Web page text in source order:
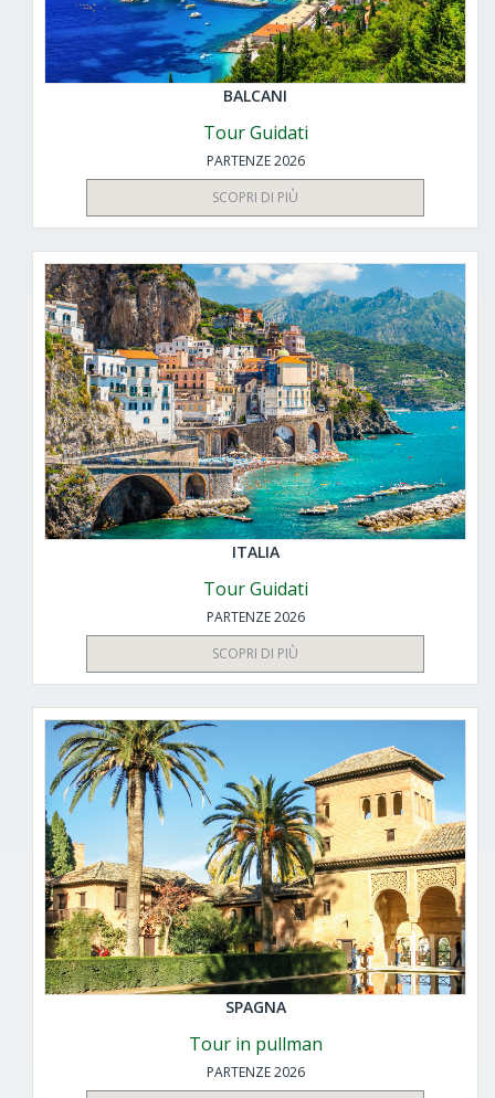
BALCANI
Tour Guidati
PARTENZE 2026
SCOPRI DI PIÙ
ITALIA
Tour Guidati
PARTENZE 2026
SCOPRI DI PIÙ
SPAGNA
Tour in pullman
PARTENZE 2026